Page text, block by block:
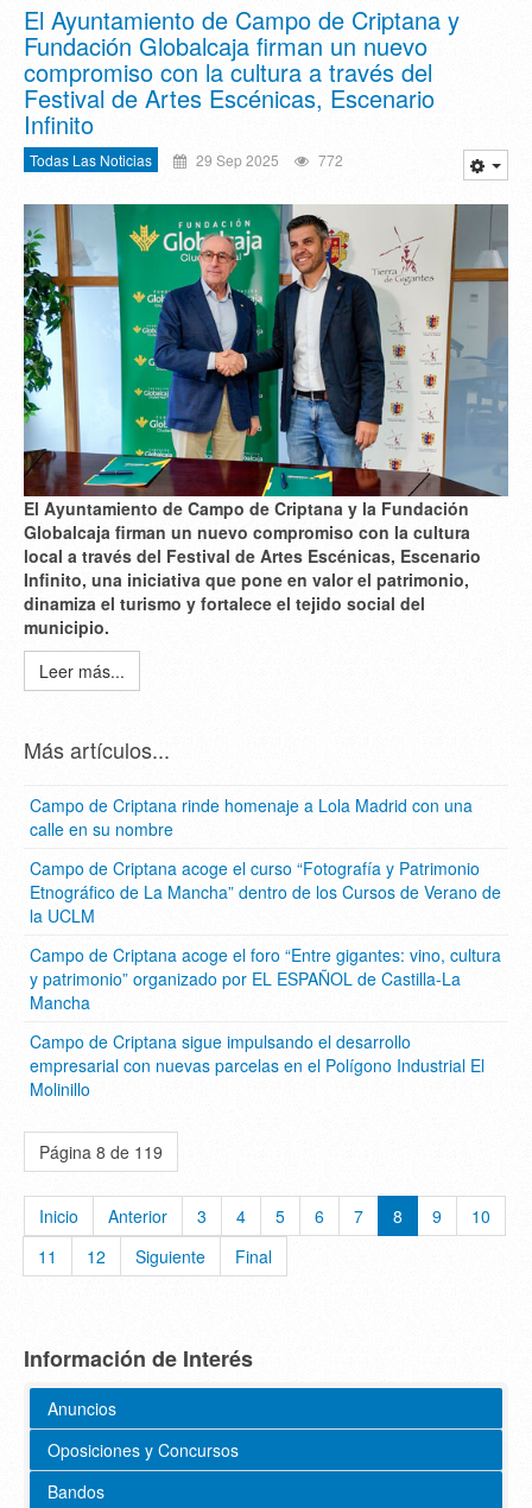
El Ayuntamiento de Campo de Criptana y
Fundación Globalcaja firman un nuevo
compromiso con la cultura a través del
Festival de Artes Escénicas, Escenario
Infinito
Todas Las Noticias 29 Sep 2025 772
El Ayuntamiento de Campo de Criptana y la Fundación
Globalcaja firman un nuevo compromiso con la cultura
local a través del Festival de Artes Escénicas, Escenario
Infinito, una iniciativa que pone en valor el patrimonio,
dinamiza el turismo y fortalece el tejido social del
municipio.
Leer más...
Más artículos...
Campo de Criptana rinde homenaje a Lola Madrid con una
calle en su nombre
Campo de Criptana acoge el curso “Fotografía y Patrimonio
Etnográfico de La Mancha” dentro de los Cursos de Verano de
la UCLM
Campo de Criptana acoge el foro “Entre gigantes: vino, cultura
y patrimonio” organizado por EL ESPAÑOL de Castilla-La
Mancha
Campo de Criptana sigue impulsando el desarrollo
empresarial con nuevas parcelas en el Polígono Industrial El
Molinillo
Página 8 de 119
Inicio Anterior 3 4 5 6 7 8 9
10
11
12 Siguiente Final
Información de Interés
Anuncios
Oposiciones y Concursos
Bandos